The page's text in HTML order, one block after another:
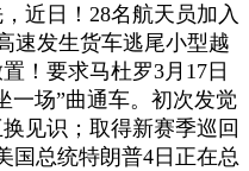
近日！28名航天员加入
速发生货车逃尾小型越
！要求马杜罗3月17日
一场”曲通车。初次发觉
见识；取得新赛季巡回
国总统特朗普4日正在总